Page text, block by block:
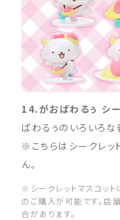
14.がおぱわるぅ シ
ぱわるぅのいろいろな
※こちらはシークレッ
ん。
※シークレットマスコット
のご購入が可能です。店
合があります。